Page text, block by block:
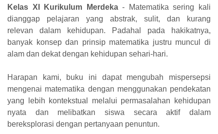
Kelas XI Kurikulum Merdeka- Matematika sering kali
dianggap pelajaran yang abstrak, sulit, dan kurang
relevan dalam kehidupan. Padahal pada hakikatnya,
banyak konsep dan prinsip matematika justru muncul di
alam dan dekat dengan kehidupan sehari-hari.
Harapan kami, buku ini dapat mengubah mispersepsi
mengenai matematika dengan menggunakan pendekatan
yang lebih kontekstual melalui permasalahan kehidupan
nyata dan melibatkan siswa secara aktif dalam
bereksplorasi dengan pertanyaan penuntun.